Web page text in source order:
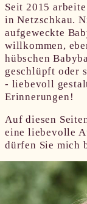
Seit 2015
in Netzschkau.
aufgeweckte
willkommen,
hübschen
geschlüpft oder
- liebevoll
Erinnerungen!
Auf diesen
eine liebevolle
dürfen Sie mich